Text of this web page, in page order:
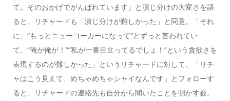
て。そのおかげでがんばれています」と演じ分けの大変さを語
ると、リチャードも「演じ分けが難しかった」と同意。「それ
に、“もっとニューヨーカーになって”とずっと言われてい
て。“俺が俺が！”“私が一番目立ってるでしょ！”という貪欲さを
表現するのが難しかった」というリチャードに対して、「リチ
ャはこう見えて、めちゃめちゃシャイなんです」とフォローす
ると、リチャードの連絡先も自分から聞いたことを明かす薮。